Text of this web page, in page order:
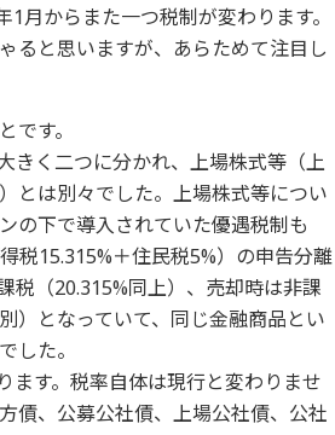
月からまた一つ税制が変わります。
ると思いますが、あらためて注目し
す。
きく二つに分かれ、上場株式等（上
とは別々でした。上場株式等につい
の下で導入されていた優遇税制も
税15.315%＋住民税5%）の申告分離
税（20.315%同上）、売却時は非課
）となっていて、同じ金融商品とい
した。
ます。税率自体は現行と変わりませ
債、公募公社債、上場公社債、公社